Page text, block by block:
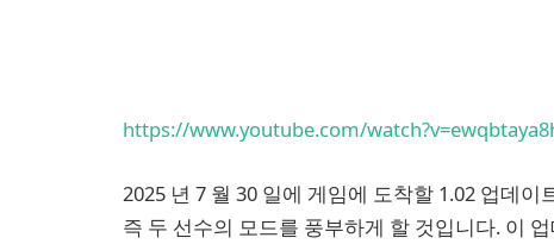
https://www.youtube.com/
2025 년 7 월 30 일에 게임에 도착할 1.02 업데
즉 두 선수의 모드를 풍부하게 할 것입니다. 이